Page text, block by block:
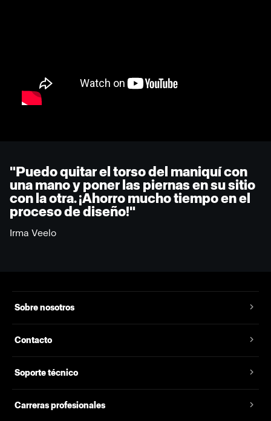
"Puedo quitar el torso del maniquí con
una mano y poner las piernas en su sitio
con la otra. ¡Ahorro mucho tiempo en el
proceso de diseño!"
Irma Veelo
Sobre nosotros
Contacto
Soporte técnico
Carreras profesionales